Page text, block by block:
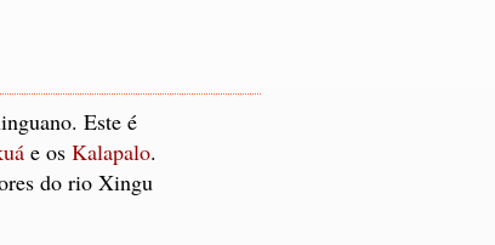
Este é
e os Kalapalo.
do rio Xingu